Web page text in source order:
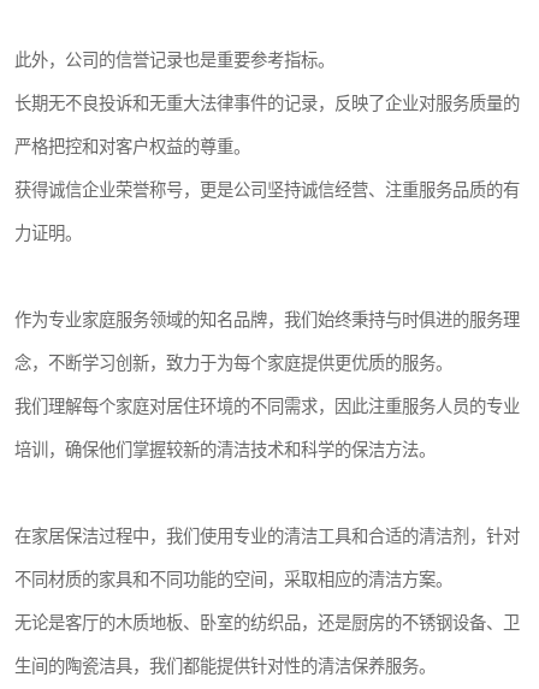
此外，公司的信誉记录也是重要参考指标。
长期无不良投诉和无重大法律事件的记录，反映了企业对服务质量的
严格把控和对客户权益的尊重。
获得诚信企业荣誉称号，更是公司坚持诚信经营、注重服务品质的有
力证明。
作为专业家庭服务领域的知名品牌，我们始终秉持与时俱进的服务理
念，不断学习创新，致力于为每个家庭提供更优质的服务。
我们理解每个家庭对居住环境的不同需求，因此注重服务人员的专业
培训，确保他们掌握较新的清洁技术和科学的保洁方法。
在家居保洁过程中，我们使用专业的清洁工具和合适的清洁剂，针对
不同材质的家具和不同功能的空间，采取相应的清洁方案。
无论是客厅的木质地板、卧室的纺织品，还是厨房的不锈钢设备、卫
生间的陶瓷洁具，我们都能提供针对性的清洁保养服务。